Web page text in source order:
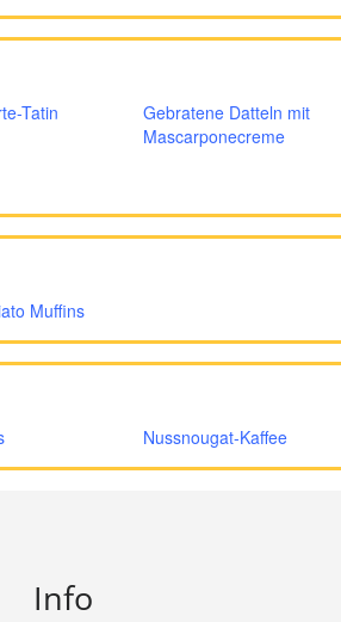
Tatin
Gebratene Datteln mit
Mascarponecreme
Muffins
Nussnougat-Kaffee
Info